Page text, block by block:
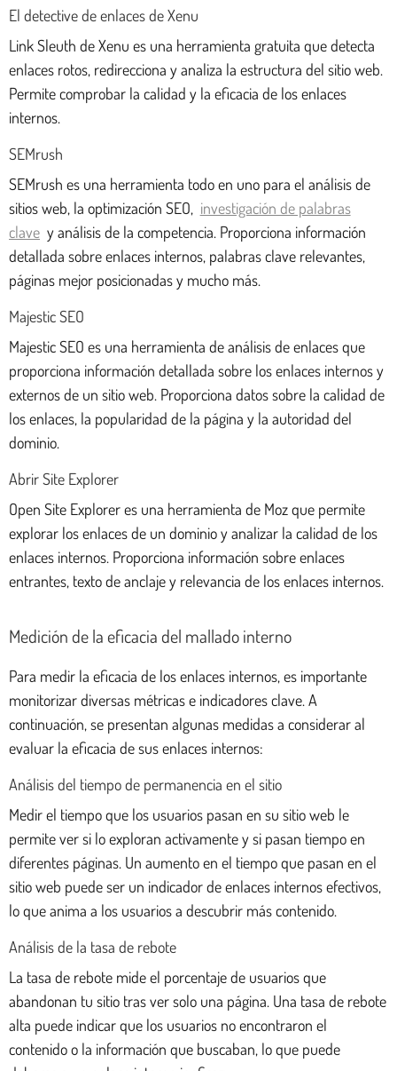
El detective de enlaces de Xenu
Link Sleuth de Xenu es una herramienta gratuita que detecta
enlaces rotos, redirecciona y analiza la estructura del sitio web.
Permite comprobar la calidad y la eficacia de los enlaces
internos.
SEMrush
SEMrush es una herramienta todo en uno para el análisis de
sitios web, la optimización SEO, investigación de palabras
clave y análisis de la competencia. Proporciona información
detallada sobre enlaces internos, palabras clave relevantes,
páginas mejor posicionadas y mucho más.
Majestic SEO
Majestic SEO es una herramienta de análisis de enlaces que
proporciona información detallada sobre los enlaces internos y
externos de un sitio web. Proporciona datos sobre la calidad de
los enlaces, la popularidad de la página y la autoridad del
dominio.
Abrir Site Explorer
Open Site Explorer es una herramienta de Moz que permite
explorar los enlaces de un dominio y analizar la calidad de los
enlaces internos. Proporciona información sobre enlaces
entrantes, texto de anclaje y relevancia de los enlaces internos.
Medición de la eficacia del mallado interno
Para medir la eficacia de los enlaces internos, es importante
monitorizar diversas métricas e indicadores clave. A
continuación, se presentan algunas medidas a considerar al
evaluar la eficacia de sus enlaces internos:
Análisis del tiempo de permanencia en el sitio
Medir el tiempo que los usuarios pasan en su sitio web le
permite ver si lo exploran activamente y si pasan tiempo en
diferentes páginas. Un aumento en el tiempo que pasan en el
sitio web puede ser un indicador de enlaces internos efectivos,
lo que anima a los usuarios a descubrir más contenido.
Análisis de la tasa de rebote
La tasa de rebote mide el porcentaje de usuarios que
abandonan tu sitio tras ver solo una página. Una tasa de rebote
alta puede indicar que los usuarios no encontraron el
contenido o la información que buscaban, lo que puede